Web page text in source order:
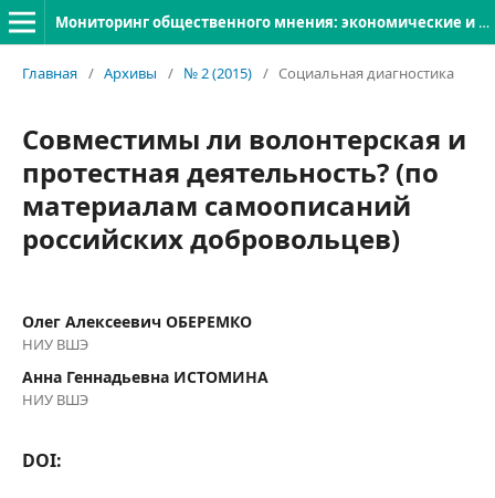
Мониторинг общественного мнения: экономические и социальные перемены
Главная / Архивы / № 2 (2015) / Социальная диагностика
Совместимы ли волонтерская и
протестная деятельность? (по
материалам самоописаний
российских добровольцев)
Олег Алексеевич ОБЕРЕМКО
НИУ ВШЭ
Анна Геннадьевна ИСТОМИНА
НИУ ВШЭ
DOI: